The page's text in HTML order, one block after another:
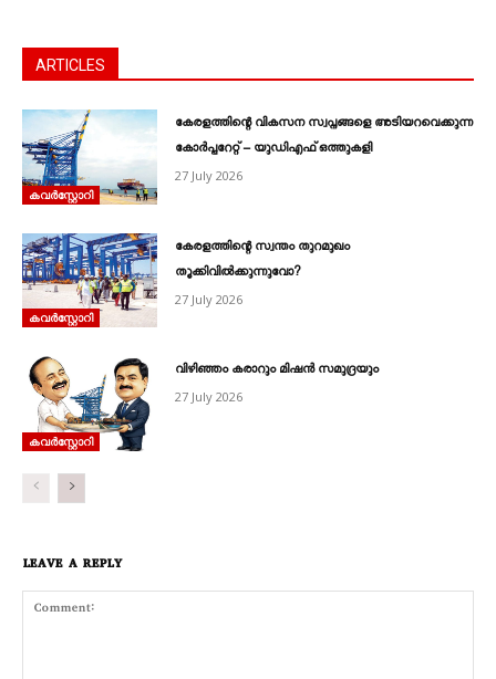
ARTICLES
കവര്‍സ്റ്റോറി
കേരളത്തിന്റെ വികസന സ്വപ്നങ്ങളെ അടിയറവെക്കുന്ന
കോർപ്പറേറ്റ് – യുഡിഎഫ് ഒത്തുകളി
27 July 2026
കവര്‍സ്റ്റോറി
കേരളത്തിന്റെ സ്വന്തം തുറമുഖം
തൂക്കിവിൽക്കുന്നുവോ?
27 July 2026
കവര്‍സ്റ്റോറി
വിഴിഞ്ഞം കരാറും മിഷൻ സമുദ്രയും
27 July 2026
LEAVE A REPLY